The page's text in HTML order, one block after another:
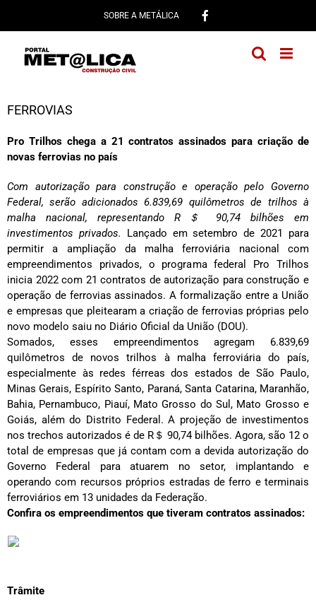
conteúdo
SOBRE A METÁLICA
FERROVIAS
Pro Trilhos chega a 21 contratos assinados para criação de
novas ferrovias no país
Com autorização para construção e operação pelo Governo
Federal, serão adicionados 6.839,69 quilômetros de trilhos à
malha nacional, representando R＄ 90,74 bilhões em
investimentos privados. Lançado em setembro de 2021 para
permitir a ampliação da malha ferroviária nacional com
empreendimentos privados, o programa federal Pro Trilhos
inicia 2022 com 21 contratos de autorização para construção e
operação de ferrovias assinados. A formalização entre a União
e empresas que pleitearam a criação de ferrovias próprias pelo
novo modelo saiu no Diário Oficial da União (DOU).
Somados, esses empreendimentos agregam 6.839,69
quilômetros de novos trilhos à malha ferroviária do país,
especialmente às redes férreas dos estados de São Paulo,
Minas Gerais, Espírito Santo, Paraná, Santa Catarina, Maranhão,
Bahia, Pernambuco, Piauí, Mato Grosso do Sul, Mato Grosso e
Goiás, além do Distrito Federal. A projeção de investimentos
nos trechos autorizados é de R＄ 90,74 bilhões. Agora, são 12 o
total de empresas que já contam com a devida autorização do
Governo Federal para atuarem no setor, implantando e
operando com recursos próprios estradas de ferro e terminais
ferroviários em 13 unidades da Federação.
Confira os empreendimentos que tiveram contratos assinados:
Trâmite